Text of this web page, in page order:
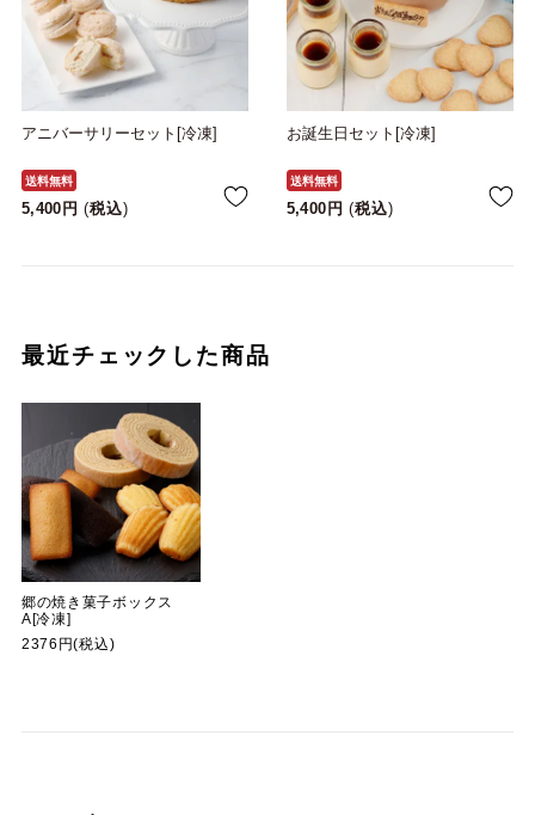
アニバーサリーセット[冷凍]
送料無料
5,400 税込
お誕生日セット[冷凍]
送料無料
5,400 税込
最近チェックした商品
郷の焼き菓子ボックス
A[冷凍]
2376円(税込)